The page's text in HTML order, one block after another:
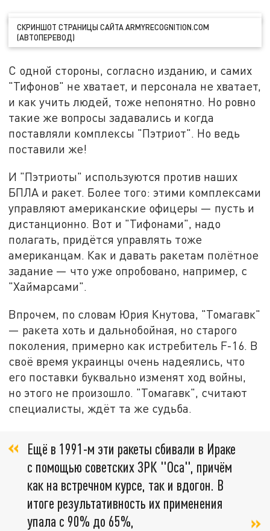
СКРИНШОТ СТРАНИЦЫ САЙТА ARMYRECOGNITION.COM
(АВТОПЕРЕВОД)
С одной стороны, согласно изданию, и самих
"Тифонов" не хватает, и персонала не хватает,
и как учить людей, тоже непонятно. Но ровно
такие же вопросы задавались и когда
поставляли комплексы "Пэтриот". Но ведь
поставили же!
И "Пэтриоты" используются против наших
БПЛА и ракет. Более того: этими комплексами
управляют американские офицеры — пусть и
дистанционно. Вот и "Тифонами", надо
полагать, придётся управлять тоже
американцам. Как и давать ракетам полётное
задание — что уже опробовано, например, с
"Хаймарсами".
Впрочем, по словам Юрия Кнутова, "Томагавк"
— ракета хоть и дальнобойная, но старого
поколения, примерно как истребитель F-16. В
своё время украинцы очень надеялись, что
его поставки буквально изменят ход войны,
но этого не произошло. "Томагавк", считают
специалисты, ждёт та же судьба.
Ещё в 1991-м эти ракеты сбивали в Ираке
с помощью советских ЗРК "Оса", причём
как на встречном курсе, так и вдогон. В
итоге результативность их применения
упала с 90% до 65%,